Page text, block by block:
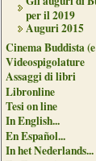
per il 2019
Auguri 2015
Cinema Buddista
Videospigolature
Assaggi di libri
Libronline
Tesi on line
In English...
En Español...
In het Nederlands...